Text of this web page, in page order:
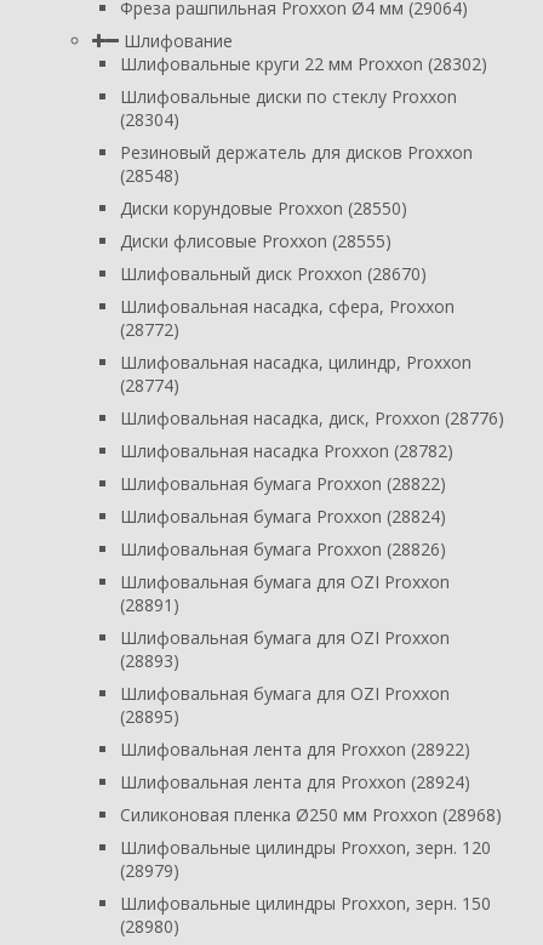
Фреза рашпильная Proxxon Ø4 мм (29064)
Шлифование
Шлифовальные круги 22 мм Proxxon (28302)
Шлифовальные диски по стеклу Proxxon
(28304)
Резиновый держатель для дисков Proxxon
(28548)
Диски корундовые Proxxon (28550)
Диски флисовые Proxxon (28555)
Шлифовальный диск Proxxon (28670)
Шлифовальная насадка, сфера, Proxxon
(28772)
Шлифовальная насадка, цилиндр, Proxxon
(28774)
Шлифовальная насадка, диск, Proxxon (28776)
Шлифовальная насадка Proxxon (28782)
Шлифовальная бумага Proxxon (28822)
Шлифовальная бумага Proxxon (28824)
Шлифовальная бумага Proxxon (28826)
Шлифовальная бумага для OZI Proxxon
(28891)
Шлифовальная бумага для OZI Proxxon
(28893)
Шлифовальная бумага для OZI Proxxon
(28895)
Шлифовальная лента для Proxxon (28922)
Шлифовальная лента для Proxxon (28924)
Силиконовая пленка Ø250 мм Proxxon (28968)
Шлифовальные цилиндры Proxxon, зерн. 120
(28979)
Шлифовальные цилиндры Proxxon, зерн. 150
(28980)